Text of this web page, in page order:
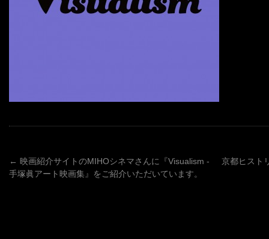
← 映画紹介サイトのMIHOシネマさんに『Visualism -
手塚眞アート映画集』をご紹介いただいています。
京都ヒスト